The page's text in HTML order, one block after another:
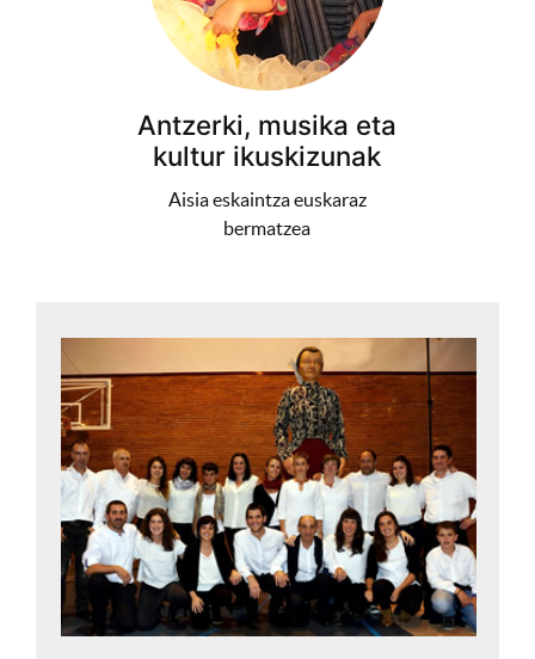
Antzerki, musika eta
kultur ikuskizunak
Aisia eskaintza euskaraz
bermatzea